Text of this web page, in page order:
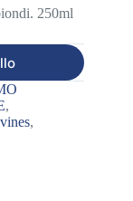
250ml
,
,